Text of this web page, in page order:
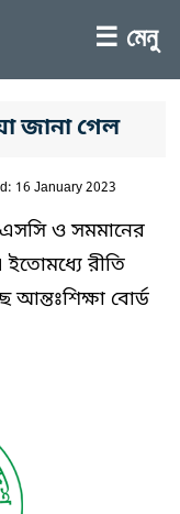
☰ মেনু
জানা গেল
16 January 2023
ও সমমানের
ইতোমধ্যে রীতি
বোর্ড